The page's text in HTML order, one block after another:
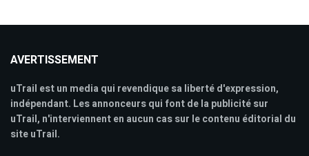
AVERTISSEMENT
uTrail est un media qui revendique sa liberté d'expression,
indépendant. Les annonceurs qui font de la publicité sur
uTrail, n'interviennent en aucun cas sur le contenu éditorial du
site uTrail.